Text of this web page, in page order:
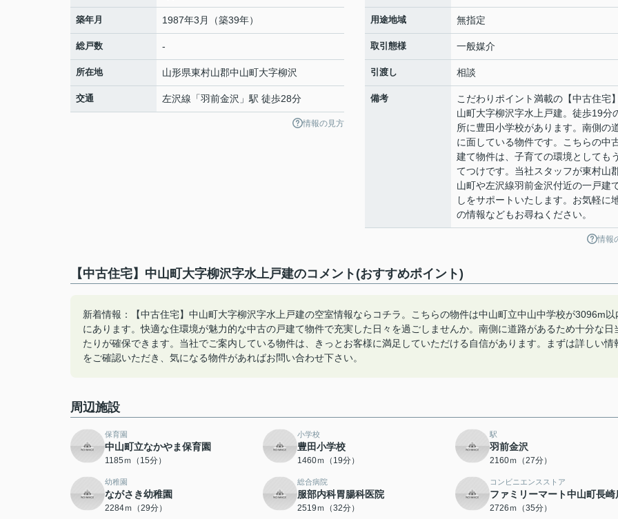
築年月 1987年3月（築39年）
総戸数 -
所在地 山形県東村山郡中山町大字柳沢
交通 左沢線 「羽前金沢 」駅 徒歩28分
情報の見方
用途地域 無指定
取引態様 一般媒介
引渡し 相談
備考
こだわりポイント満載の【中古住宅
山町大字柳沢字水上戸建。徒歩19分
所に豊田小学校があります。南側の
に面している物件です。こちらの中
建て物件は、子育ての環境としても
てつけです。当社スタッフが東村山
山町や左沢線羽前金沢付近の一戸建
しをサポートいたします。お気軽に
の情報などもお尋ねください。
情報
【中古住宅】中山町大字柳沢字水上戸建のコメント(おすすめポイント)
新着情報：【中古住宅】中山町大字柳沢字水上戸建の空室情報ならコチラ。こちらの物件は中山町立中山中学校が3096m以
にあります。快適な住環境が魅力的な中古の戸建て物件で充実した日々を過ごしませんか。南側に道路があるため十分な日
たりが確保できます。当社でご案内している物件は、きっとお客様に満足していただける自信があります。まずは詳しい情
をご確認いただき、気になる物件があればお問い合わせ下さい。
周辺施設
保育園
中山町立なかやま保育園
1185ｍ（15分）
小学校
豊田小学校
1460ｍ（19分）
駅
羽前金沢
2160ｍ（27分）
幼稚園
ながさき幼稚園
2284ｍ（29分）
総合病院
服部内科胃腸科医院
2519ｍ（32分）
コンビニエンスストア
ファミリーマート中山町長崎
2726ｍ（35分）